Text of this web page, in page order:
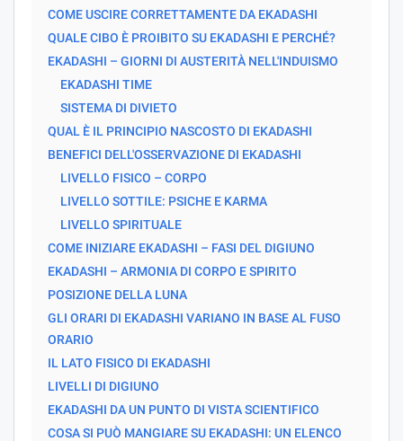
COME USCIRE CORRETTAMENTE DA EKADASHI
QUALE CIBO È PROIBITO SU EKADASHI E PERCHÉ?
EKADASHI – GIORNI DI AUSTERITÀ NELL'INDUISMO
EKADASHI TIME
SISTEMA DI DIVIETO
QUAL È IL PRINCIPIO NASCOSTO DI EKADASHI
BENEFICI DELL'OSSERVAZIONE DI EKADASHI
LIVELLO FISICO – CORPO
LIVELLO SOTTILE: PSICHE E KARMA
LIVELLO SPIRITUALE
COME INIZIARE EKADASHI – FASI DEL DIGIUNO
EKADASHI – ARMONIA DI CORPO E SPIRITO
POSIZIONE DELLA LUNA
GLI ORARI DI EKADASHI VARIANO IN BASE AL FUSO
ORARIO
IL LATO FISICO DI EKADASHI
LIVELLI DI DIGIUNO
EKADASHI DA UN PUNTO DI VISTA SCIENTIFICO
COSA SI PUÒ MANGIARE SU EKADASHI: UN ELENCO